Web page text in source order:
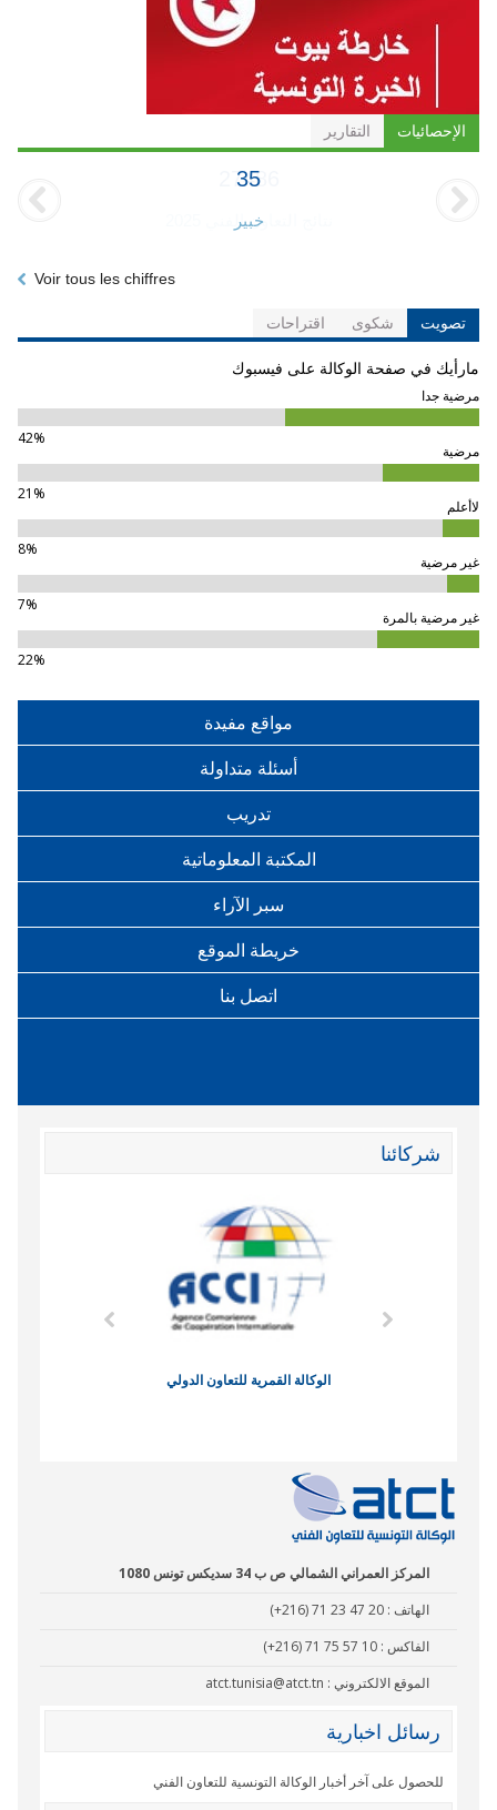
الإحصائيات التقارير
35
خبير
Voir tous les chiffres
تصويت شكوى اقتراحات
مارأيك في صفحة الوكالة على فيسبوك
مرضية جدا
42%
مرضية
21%
لاأعلم
8%
غير مرضية
7%
غير مرضية بالمرة
22%
مواقع مفيدة
أسئلة متداولة
تدريب
المكتبة المعلوماتية
سبر الآراء
خريطة الموقع
اتصل بنا
شركائنا
الوكالة القمرية للتعاون الدولي
المركز العمراني الشمالي ص ب 34 سديكس تونس 1080
الهاتف : (+216) 71 23 47 20
الفاكس : (+216) 71 75 57 10
الموقع الالكتروني : atct.tunisia@atct.tn
رسائل اخبارية
للحصول على آخر أخبار الوكالة التونسية للتعاون الفني